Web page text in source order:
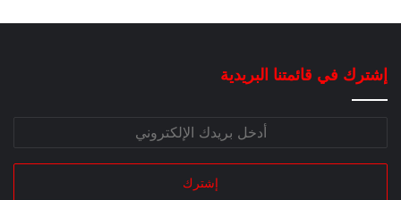
إشترك في قائمتنا البريدية